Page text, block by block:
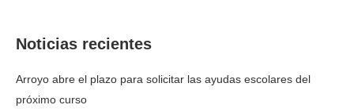
Noticias recientes
Arroyo abre el plazo para solicitar las ayudas escolares del
próximo curso